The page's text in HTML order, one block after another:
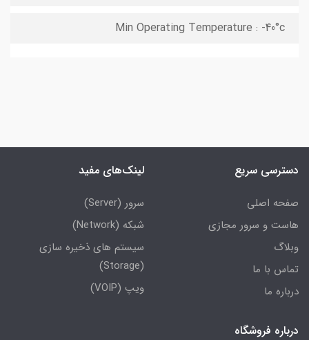
Min Operating Temperature : -40°c
دسترسی سریع
صفحه اصلی
هاست و سرور مجازی
وبلاگ
تماس با ما
درباره ما
لینک‌های مفید
سرور (Server)
شبکه (Network)
سیستم های ذخیره سازی
(Storage)
ویپ (VOIP)
درباره فروشگاه